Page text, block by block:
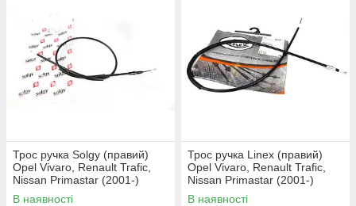
Трос ручка Solgy (правий)
Opel Vivaro, Renault Trafic,
Nissan Primastar (2001-)
(1503/1365 мм)
В наявності
Трос ручка Linex (правий)
Opel Vivaro, Renault Trafic,
Nissan Primastar (2001-)
(1503/1365 мм)
В наявності